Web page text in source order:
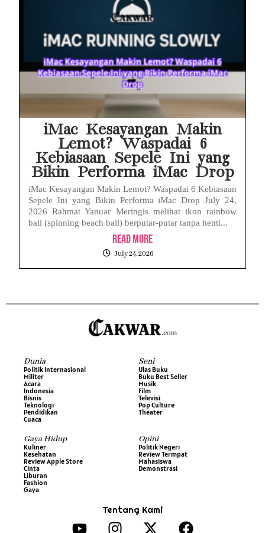
iMac Kesayangan Makin
Lemot? Waspadai 6
Kebiasaan Sepele Ini yang
Bikin Performa iMac Drop
iMac Kesayangan Makin Lemot? Waspadai 6 Kebiasaan
Sepele Ini yang Bikin Performa iMac Drop July 24,
2026 Rahmat Yanuar Meringis melihat ikon rainbow
ball (spinning beach ball) berputar-putar tanpa henti...
Read More
July 24, 2026
Dunia
Politik Internasional
Militer
Acara
Indonesia
Bisnis
Teknologi
Pendidikan
Cuaca
Seni
Ulas Buku
Buku Best Seller
Musik
Film
Televisi
Pop Culture
Theater
Gaya Hidup
Kuliner
Kesehatan
Review Apple Store
Cinta
Liburan
Fashion
Gaya
Opini
Politik Negeri
Review Termpat
Mahasiswa
Demonstrasi
Tentang Kami